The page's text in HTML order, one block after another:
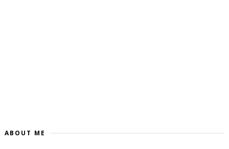
ABOUT ME